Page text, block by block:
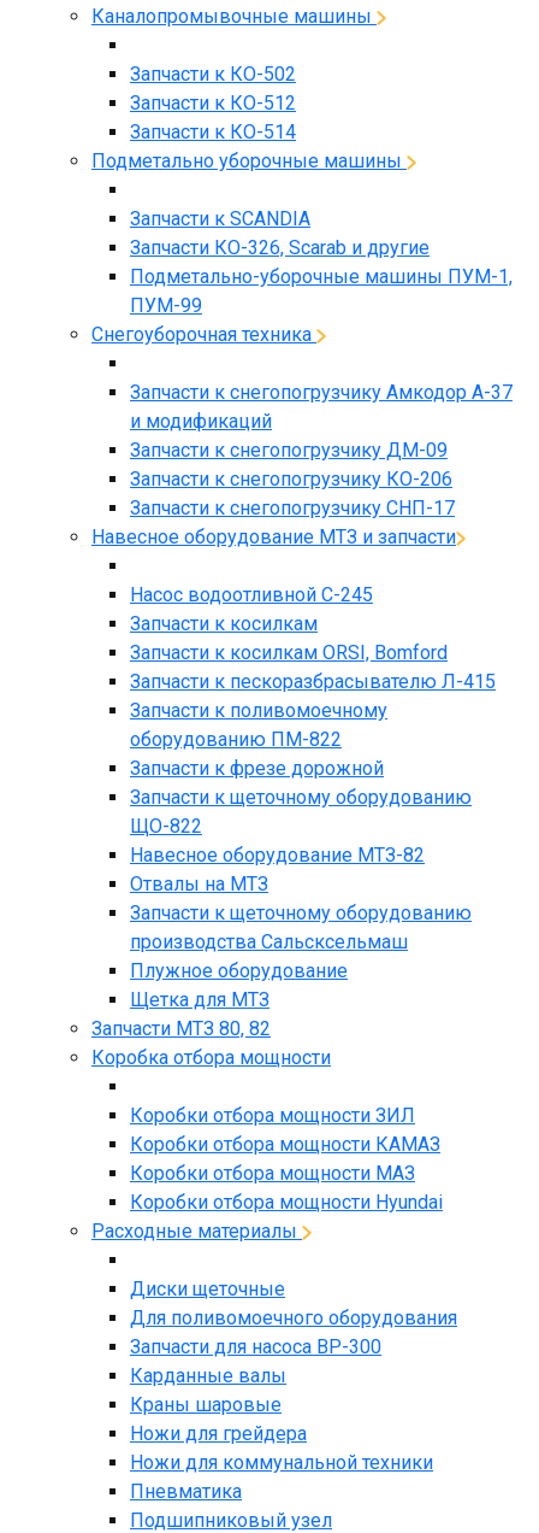
Каналопромывочные машины
Запчасти к КО-502
Запчасти к КО-512
Запчасти к КО-514
Подметально уборочные машины
Запчасти к SCANDIA
Запчасти КО-326, Scarab и другие
Подметально-уборочные машины ПУМ-1,
ПУМ-99
Снегоуборочная техника
Запчасти к снегопогрузчику Амкодор А-37
и модификаций
Запчасти к снегопогрузчику ДМ-09
Запчасти к снегопогрузчику КО-206
Запчасти к снегопогрузчику СНП-17
Навесное оборудование МТЗ и запчасти
Насос водоотливной С-245
Запчасти к косилкам
Запчасти к косилкам ORSI, Bomford
Запчасти к пескоразбрасывателю Л-415
Запчасти к поливомоечному
оборудованию ПМ-822
Запчасти к фрезе дорожной
Запчасти к щеточному оборудованию
ЩО-822
Навесное оборудование МТЗ-82
Отвалы на МТЗ
Запчасти к щеточному оборудованию
производства Сальсксельмаш
Плужное оборудование
Щетка для МТЗ
Запчасти МТЗ 80, 82
Коробка отбора мощности
Коробки отбора мощности ЗИЛ
Коробки отбора мощности КАМАЗ
Коробки отбора мощности МАЗ
Коробки отбора мощности Hyundai
Расходные материалы
Диски щеточные
Для поливомоечного оборудования
Запчасти для насоса BP-300
Карданные валы
Краны шаровые
Ножи для грейдера
Ножи для коммунальной техники
Пневматика
Подшипниковый узел